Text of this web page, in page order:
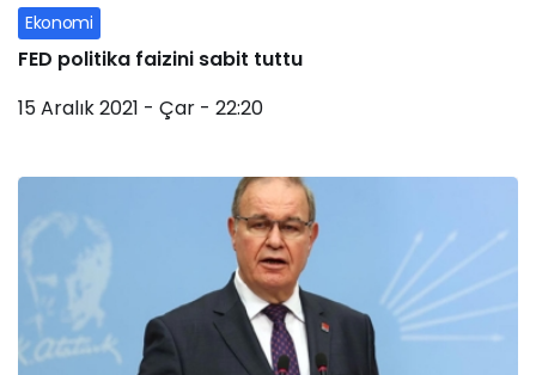
Ekonomi
FED politika faizini sabit tuttu
15 Aralık 2021 - Çar - 22:20